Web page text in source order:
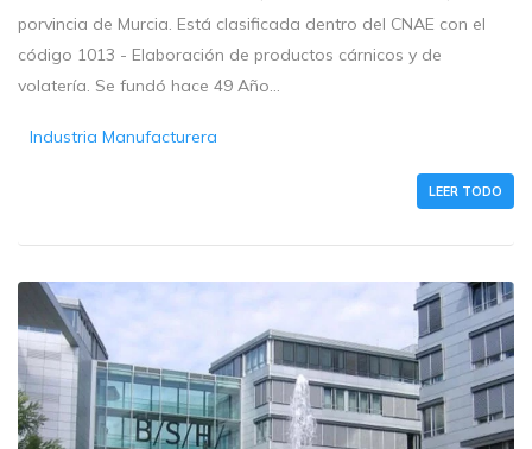
porvincia de Murcia. Está clasificada dentro del CNAE con el
código 1013 - Elaboración de productos cárnicos y de
volatería. Se fundó hace 49 Año...
Industria Manufacturera
LEER TODO